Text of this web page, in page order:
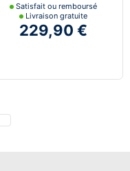
Satisfait ou remboursé
Livraison gratuite
229,90 €
Suivant